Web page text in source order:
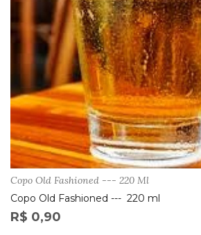
Copo Old Fashioned --- 220 Ml
Copo Old Fashioned --- 220 ml
R$ 0,90